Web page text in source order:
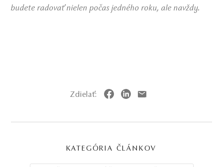
budete radovať nielen počas jedného roku, ale navždy.
Zdielať:
KATEGÓRIA ČLÁNKOV